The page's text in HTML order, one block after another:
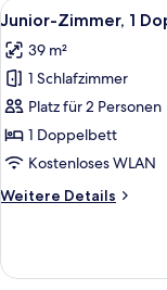
Alle
Fotos
für
Junior-
Zimmer,
1
Doppelbett
3
Junior-Zimmer, 1
39 m²
1 Schlafzimmer
Platz für 2 Personen
1 Doppelbett
Kostenloses WLAN
Weitere Details
Weitere
Zimmer,